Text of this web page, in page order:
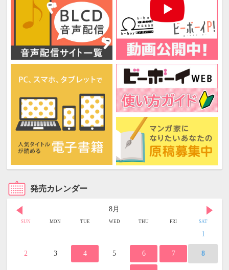
発売カレンダー
8月
SUN MON TUE WED THU FRI SAT
1
2 3 4 5 6 7 8